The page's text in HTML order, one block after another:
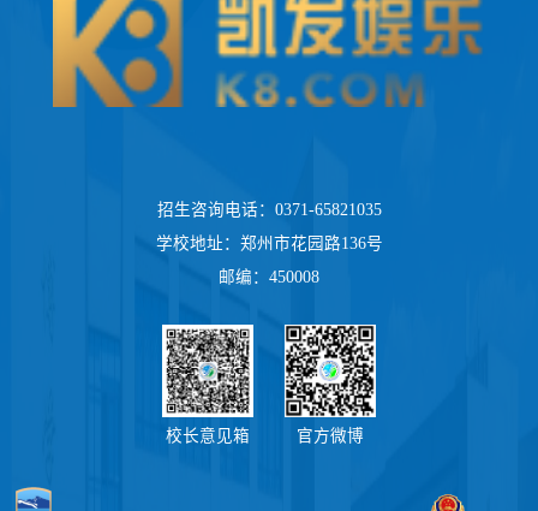
招生咨询电话：0371-65821035
学校地址：郑州市花园路136号
邮编：450008
校长意见箱 官方微博